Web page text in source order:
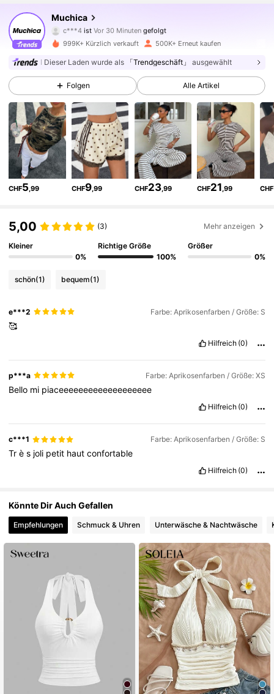
Muchica
4,75 335K Follower
c***4istVor 30 Minuten
m***0ist am Durchsuchen
4,75
335K Follower
4,75 335K Follower
4,75 335K Follower
4,75 335K Follower
335K Follower
4,75
999K+ Kürzlich verkauft 500K+ Erneut kaufen
Dieser Laden wurde als 「Trendgeschäft」 ausgewählt
Folgen Alle Artikel
CHF5,99 CHF9,99 CHF23,99 CHF21,99 CHF
5,00 (3) Mehr anzeigen
Kleiner
0%
Richtige Größe
100%
Größer
0%
schön(1) bequem(1)
e***2 Farbe: Aprikosenfarben / Größe: S
🥰
Hilfreich (0)
p***a Farbe: Aprikosenfarben / Größe: XS
Bello mi piaceeeeeeeeeeeeeeeeeee
Hilfreich (0)
c***1 Farbe: Aprikosenfarben / Größe: S
Très joli petit hautconfortable
Hilfreich (0)
Könnte Dir Auch Gefallen
Empfehlungen Schmuck & Uhren Unterwäsche & Nachtwäsche